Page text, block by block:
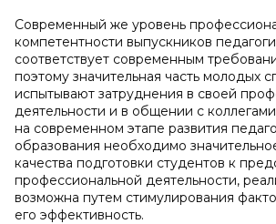
Современный же уровень
компетентности выпускников
соответствует современным
поэтому значительная часть молодых
испытывают затруднения в своей
деятельности и в общении с
на современном этапе развития
образования необходимо
качества подготовки студентов к
профессиональной деятельности,
возможна путем стимулирования
его эффективность.